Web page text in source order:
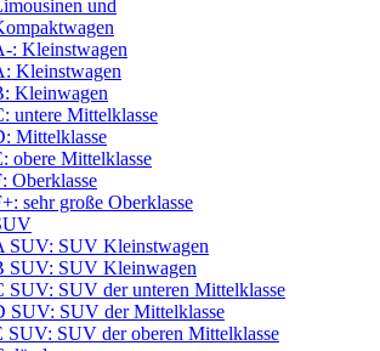
und
: Kleinstwagen
Kleinstwagen
Kleinwagen
untere Mittelklasse
Mittelklasse
obere Mittelklasse
Oberklasse
sehr große Oberklasse
SUV: SUV Kleinstwagen
SUV: SUV Kleinwagen
SUV: SUV der unteren Mittelklasse
SUV: SUV der Mittelklasse
SUV: SUV der oberen Mittelklasse